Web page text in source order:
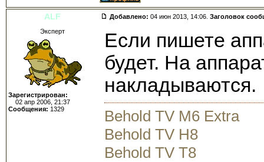
ALF Добавлено: 04 июн 2013, 14:06. Заголовок
Эксперт
Зарегистрирован:
02 апр 2006, 21:37
Сообщения: 1329
Если пишете
будет. На
накладываются.
Behold TV M6 Extra
Behold TV H8
Behold TV T8